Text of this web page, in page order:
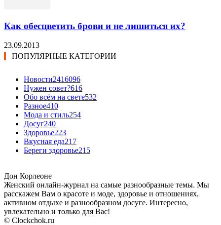
Как обесцветить брови и не лишиться их?
23.09.2013
ПОПУЛЯРНЫЕ КАТЕГОРИИ
Новости2416096
Нужен совет?616
Обо всём на свете532
Разное410
Мода и стиль254
Досуг240
Здоровье223
Вкусная еда217
Береги здоровье215
Дон Корлеоне
Женский онлайн-журнал на самые разнообразные темы. Мы
расскажем Вам о красоте и моде, здоровье и отношениях,
активном отдыхе и разнообразном досуге. Интересно,
увлекательно и только для Вас!
© Clockchok.ru